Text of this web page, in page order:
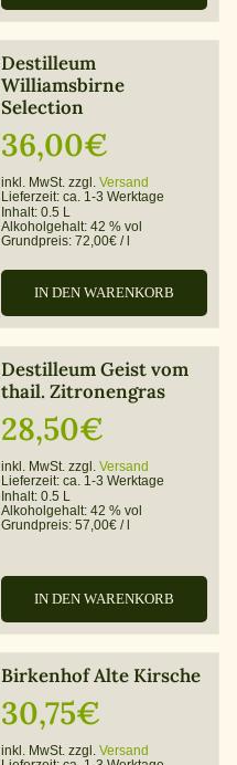
Destilleum
Williamsbirne
Selection
36,00€
inkl. MwSt. zzgl. Versand
Lieferzeit: ca. 1-3 Werktage
Inhalt: 0.5 L
Alkoholgehalt: 42 % vol
Grundpreis: 72,00€ /
IN DEN WARENKORB
Destilleum Geist vom
thail. Zitronengras
28,50€
inkl. MwSt. zzgl. Versand
Lieferzeit: ca. 1-3 Werktage
Inhalt: 0.5 L
Alkoholgehalt: 42 % vol
Grundpreis: 57,00€ /l
IN DEN WARENKORB
Birkenhof Alte Kirsche
30,75€
inkl. MwSt. zzgl. Versand